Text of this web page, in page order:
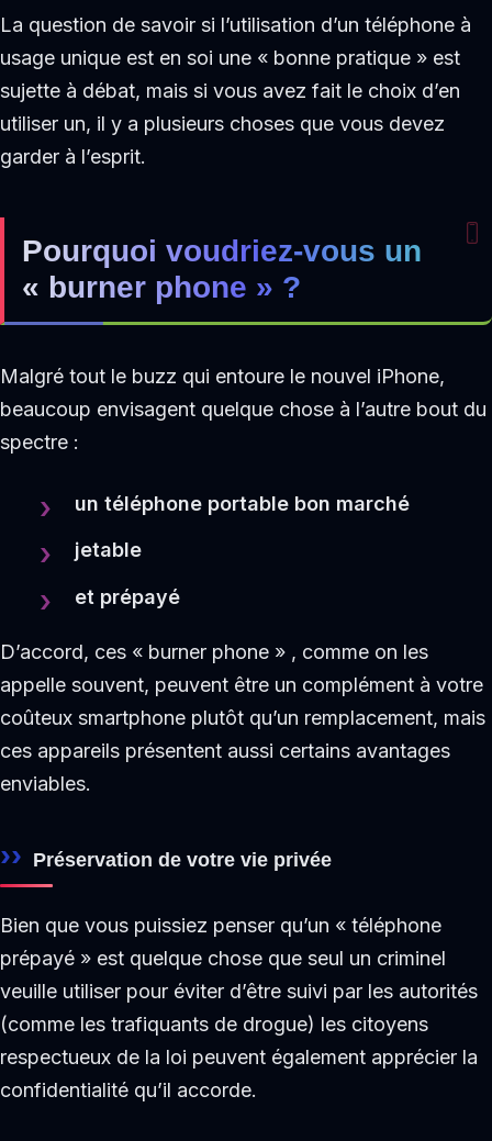
La question de savoir si l’utilisation d’un téléphone à
usage unique est en soi une « bonne pratique » est
sujette à débat, mais si vous avez fait le choix d’en
utiliser un, il y a plusieurs choses que vous devez
garder à l’esprit.
Pourquoi voudriez-vous un
« burner phone » ?
Malgré tout le buzz qui entoure le nouvel iPhone,
beaucoup envisagent quelque chose à l’autre bout du
spectre :
un téléphone portable bon marché
jetable
et prépayé
D’accord, ces « burner phone » , comme on les
appelle souvent, peuvent être un complément à votre
coûteux smartphone plutôt qu’un remplacement, mais
ces appareils présentent aussi certains avantages
enviables.
Préservation de votre vie privée
Bien que vous puissiez penser qu’un « téléphone
prépayé » est quelque chose que seul un criminel
veuille utiliser pour éviter d’être suivi par les autorités
(comme les trafiquants de drogue) les citoyens
respectueux de la loi peuvent également apprécier la
confidentialité qu’il accorde.